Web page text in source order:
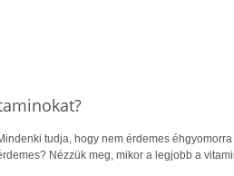
tudja, hogy nem érdemes
Nézzük meg, mikor a legjobb a